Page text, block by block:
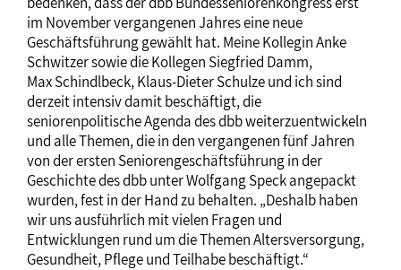
im November vergangenen Jahres eine neue
Geschäftsführung gewählt hat. Meine Kollegin Anke
Schwitzer sowie die Kollegen Siegfried Damm,
Max Schindlbeck, Klaus-Dieter Schulze und ich sind
derzeit intensiv damit beschäftigt, die
seniorenpolitische Agenda des dbb weiterzuentwickeln
und alle Themen, die in den vergangenen fünf Jahren
von der ersten Seniorengeschäftsführung in der
Geschichte des dbb unter Wolfgang Speck angepackt
wurden, fest in der Hand zu behalten. „Deshalb haben
wir uns ausführlich mit vielen Fragen und
Entwicklungen rund um die Themen Altersversorgung,
Gesundheit, Pflege und Teilhabe beschäftigt.“